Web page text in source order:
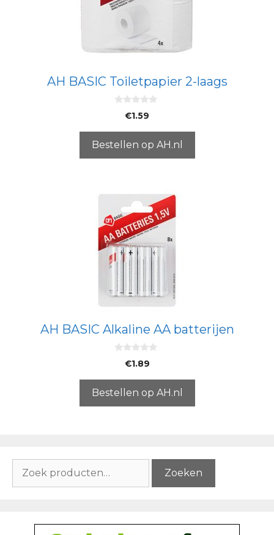
AH BASIC Toiletpapier 2-laags
5
€1.59
Bestellen op AH.nl
AH BASIC Alkaline AA batterijen
5
€1.89
Bestellen op AH.nl
naar:
Zoeken